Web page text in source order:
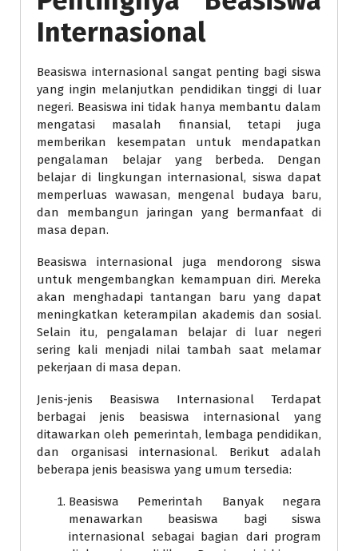
Internasional
Beasiswa internasional sangat penting bagi siswa
yang ingin melanjutkan pendidikan tinggi di luar
negeri. Beasiswa ini tidak hanya membantu dalam
mengatasi masalah finansial, tetapi juga
memberikan kesempatan untuk mendapatkan
pengalaman belajar yang berbeda. Dengan
belajar di lingkungan internasional, siswa dapat
memperluas wawasan, mengenal budaya baru,
dan membangun jaringan yang bermanfaat di
masa depan.
Beasiswa internasional juga mendorong siswa
untuk mengembangkan kemampuan diri. Mereka
akan menghadapi tantangan baru yang dapat
meningkatkan keterampilan akademis dan sosial.
Selain itu, pengalaman belajar di luar negeri
sering kali menjadi nilai tambah saat melamar
pekerjaan di masa depan.
Jenis-jenis Beasiswa Internasional Terdapat
berbagai jenis beasiswa internasional yang
ditawarkan oleh pemerintah, lembaga pendidikan,
dan organisasi internasional. Berikut adalah
beberapa jenis beasiswa yang umum tersedia:
Beasiswa Pemerintah Banyak negara
menawarkan beasiswa bagi siswa
internasional sebagai bagian dari program